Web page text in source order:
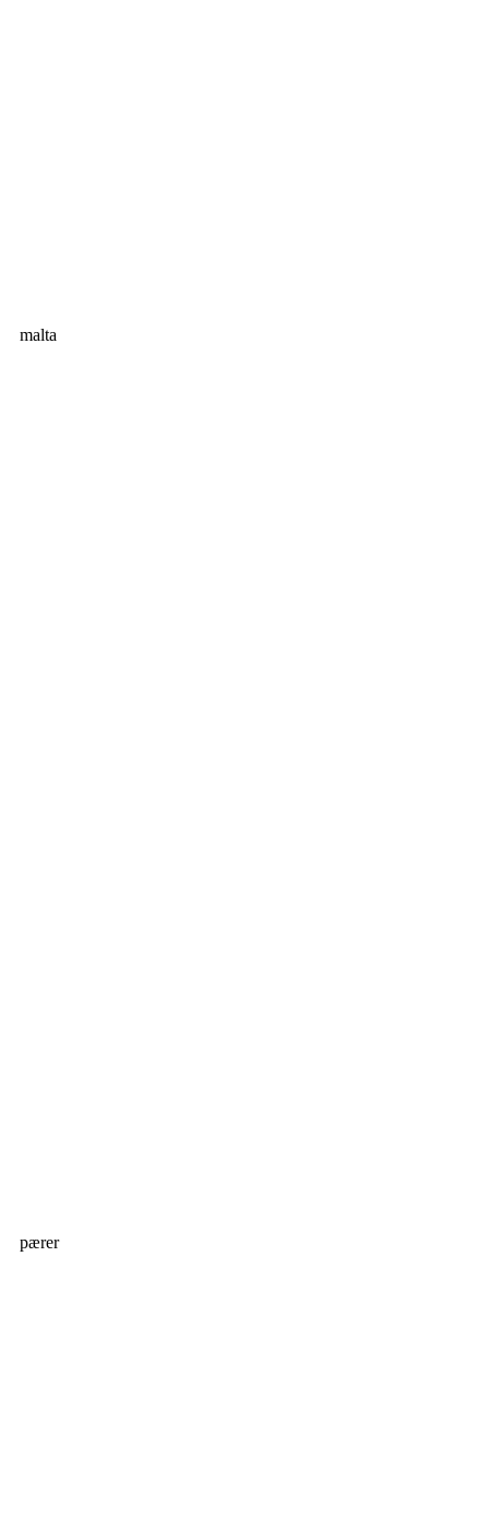
malta
pærer